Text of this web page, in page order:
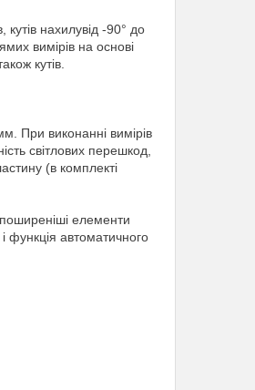
нахилувід -90° до
вимірів на основі
кутів.
При виконанні вимірів
світлових перешкод,
(в комплекті
елементи
функція автоматичного